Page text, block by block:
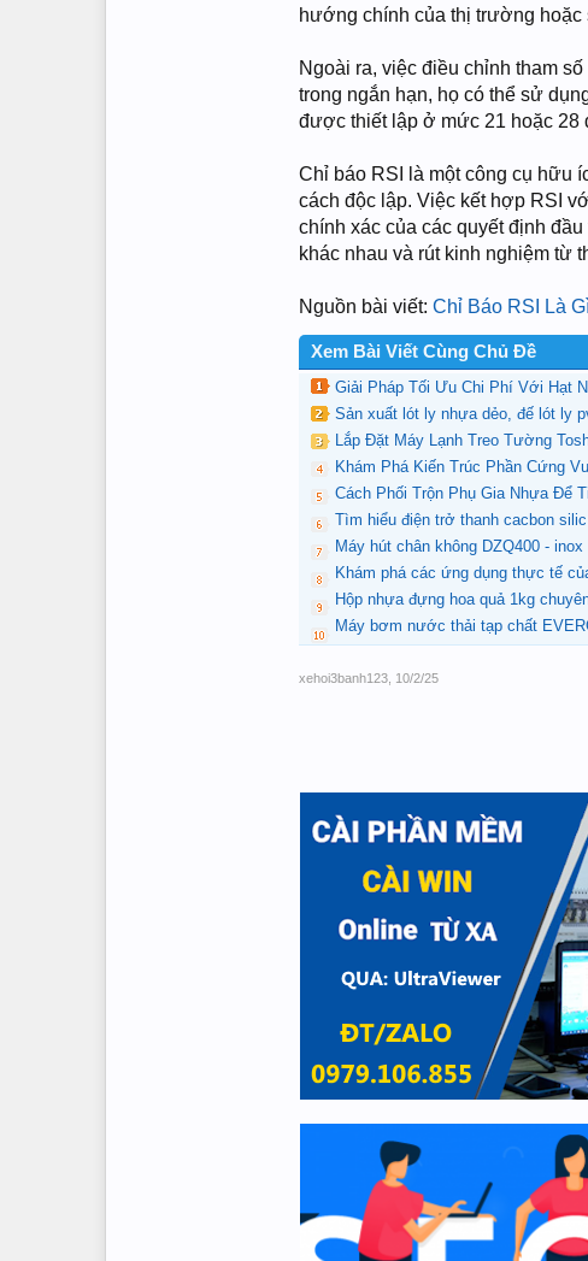
hướng chính của thị trường
Ngoài ra, việc điều chỉnh tham
trong ngắn hạn, họ có thể sử
được thiết lập ở mức 21 hoặc 28
Chỉ báo RSI là một công cụ hữu
cách độc lập. Việc kết hợp RSI
chính xác của các quyết định
khác nhau và rút kinh nghiệm từ
Nguồn bài viết: Chỉ Báo RSI Là
Xem Bài Viết Cùng Chủ Đề
Giải Pháp Tối Ưu Chi Phí Với Hạt
Sản xuất lót ly nhựa dẻo, đế lót ly
Lắp Đặt Máy Lạnh Treo Tường
Khám Phá Kiến Trúc Phần Cứng
Cách Phối Trộn Phụ Gia Nhựa Để
Tìm hiểu điện trở thanh cacbon
Máy hút chân không DZQ400 - inox
Khám phá các ứng dụng thực tế
Hộp nhựa đựng hoa quả 1kg
Máy bơm nước thải tạp chất
xehoi3banh123 10/2/25